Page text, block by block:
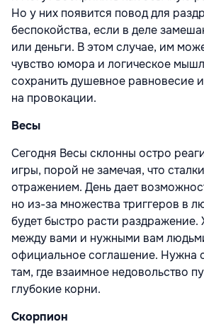
Но у них появится повод для
беспокойства, если в деле
или деньги. В этом случае, им
чувство юмора и логическое
сохранить душевное равновесие
на провокации.
Весы
Сегодня Весы склонны остро
игры, порой не замечая, что
отражением. День дает
но из-за множества триггеров в
будет быстро расти
между вами и нужными вам
официальное соглашение. Нужна
там, где взаимное недовольство
глубокие корни.
Скорпион